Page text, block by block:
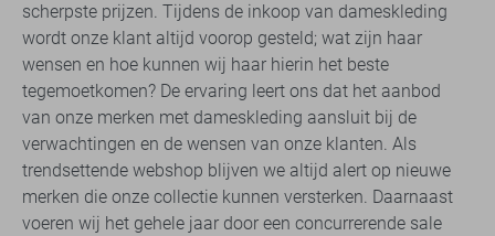
scherpste prijzen. Tijdens de inkoop van dameskleding
wordt onze klant altijd voorop gesteld; wat zijn haar
wensen en hoe kunnen wij haar hierin het beste
tegemoetkomen? De ervaring leert ons dat het aanbod
van onze merken met dameskleding aansluit bij de
verwachtingen en de wensen van onze klanten. Als
trendsettende webshop blijven we altijd alert op nieuwe
merken die onze collectie kunnen versterken. Daarnaast
voeren wij het gehele jaar door een concurrerende sale